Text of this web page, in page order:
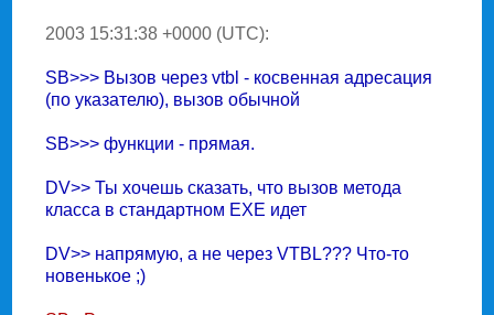
2003 15:31:38 +0000 (UTC):
SB>>> Вызов через vtbl - косвенная адресация
(по указателю), вызов обычной
SB>>> функции - прямая.
DV>> Ты хочешь сказать, что вызов метода
класса в стандартном EXE идет
DV>> напрямую, а не через VTBL??? Что-то
новенькое ;)